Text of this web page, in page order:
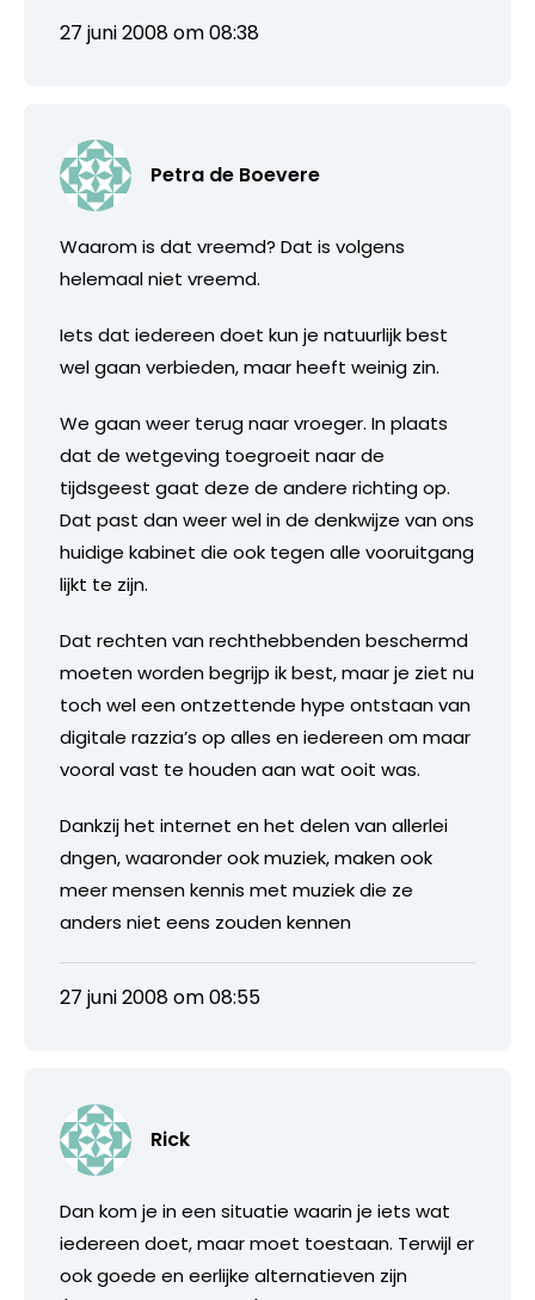
27 juni 2008 om 08:38
Petra de Boevere
Waarom is dat vreemd? Dat is volgens
helemaal niet vreemd.
Iets dat iedereen doet kun je natuurlijk best
wel gaan verbieden, maar heeft weinig zin.
We gaan weer terug naar vroeger. In plaats
dat de wetgeving toegroeit naar de
tijdsgeest gaat deze de andere richting op.
Dat past dan weer wel in de denkwijze van ons
huidige kabinet die ook tegen alle vooruitgang
lijkt te zijn.
Dat rechten van rechthebbenden beschermd
moeten worden begrijp ik best, maar je ziet nu
toch wel een ontzettende hype ontstaan van
digitale razzia’s op alles en iedereen om maar
vooral vast te houden aan wat ooit was.
Dankzij het internet en het delen van allerlei
dngen, waaronder ook muziek, maken ook
meer mensen kennis met muziek die ze
anders niet eens zouden kennen
27 juni 2008 om 08:55
Rick
Dan kom je in een situatie waarin je iets wat
iedereen doet, maar moet toestaan. Terwijl er
ook goede en eerlijke alternatieven zijn